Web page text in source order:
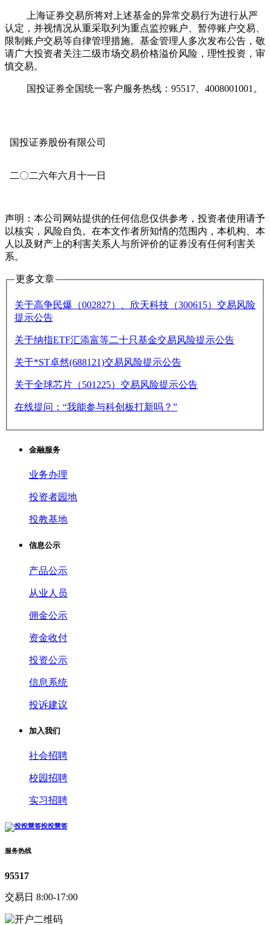
上海证券交易所将对上述基金的异常交易行为进行从严
认定，并视情况从重采取列为重点监控账户、暂停账户交易、
限制账户交易等自律管理措施。基金管理人多次发布公告，敬
请广大投资者关注二级市场交易价格溢价风险，理性投资，审
慎交易。
国投证券全国统一客户服务热线：95517、4008001001。
国投证券股份有限公司
二〇二六年六月十一日
声明：本公司网站提供的任何信息仅供参考，投资者使用请予
以核实，风险自负。在本文作者所知情的范围内，本机构、本
人以及财产上的利害关系人与所评价的证券没有任何利害关
系。
更多文章
关于高争民爆（002827）、欣天科技（300615）交易风险
提示公告
关于纳指ETF汇添富等二十只基金交易风险提示公告
关于*ST卓然(688121)交易风险提示公告
关于全球芯片（501225）交易风险提示公告
在线提问：“我能参与科创板打新吗？”
金融服务
业务办理
投资者园地
投教基地
信息公示
产品公示
从业人员
佣金公示
资金收付
投资公示
信息系统
投诉建议
加入我们
社会招聘
校园招聘
实习招聘
投投慧答
服务热线
95517
交易日 8:00-17:00